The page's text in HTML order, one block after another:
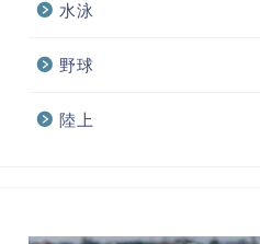
水泳
野球
陸上